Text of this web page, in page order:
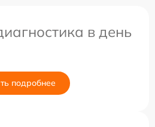
в день
подробнее